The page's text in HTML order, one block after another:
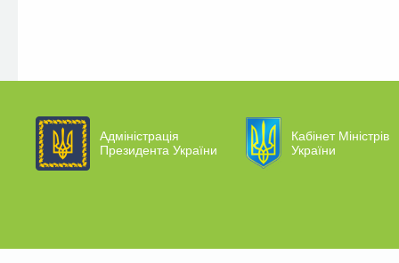
Адміністрація
Президента України
Кабінет Міністрів
України